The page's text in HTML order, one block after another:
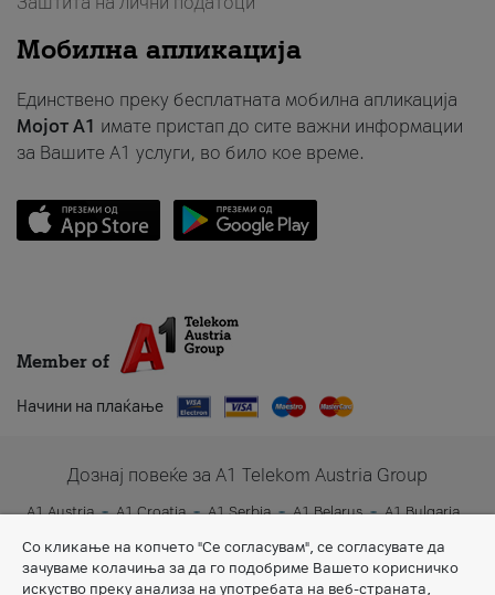
Мобилна апликација
Единствено преку бесплатната мобилна апликација
Мојот A1 имате пристап до сите важни информации
за Вашите A1 услуги, во било кое време.
Member of
Начини на плаќање
Дознај повеќе за A1 Telekom Austria Group
A1 Austria A1 Croatia A1 Serbia A1 Belarus
A1 Bulgaria
Со кликање на копчето "Се согласувам", се согласувате да
зачуваме колачиња за да го подобриме Вашето корисничко
искуство преку анализа на употребата на веб-страната,